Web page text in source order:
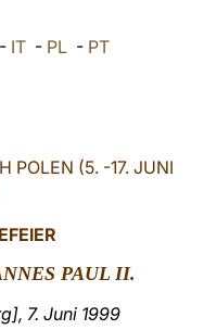
العربيّة - IT - PL - PT
POLEN (5. -17. JUNI
PAUL II.
7. Juni 1999